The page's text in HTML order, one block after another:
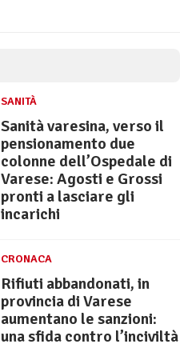
SANITÀ
Sanità varesina, verso il
pensionamento due
colonne dell’Ospedale di
Varese: Agosti e Grossi
pronti a lasciare gli
incarichi
CRONACA
Rifiuti abbandonati, in
provincia di Varese
aumentano le sanzioni:
una sfida contro l’inciviltà